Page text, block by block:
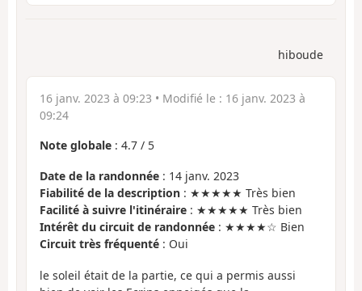
hiboude
16 janv. 2023 à 09:23 • Modifié le : 16 janv. 2023 à
09:24
Note globale : 4.7 / 5
Date de la randonnée : 14 janv. 2023
Fiabilité de la description : ★★★★★ Très bien
Facilité à suivre l'itinéraire : ★★★★★ Très bien
Intérêt du circuit de randonnée : ★★★★☆ Bien
Circuit très fréquenté : Oui
le soleil était de la partie, ce qui a permis aussi